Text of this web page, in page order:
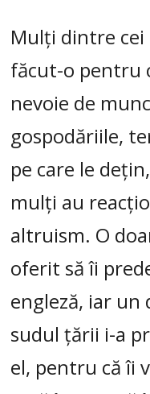
Mulți dintre cei
făcut-o pentru
nevoie de
gospodăriile,
pe care le
mulți au
altruism. O
oferit să îi
engleză, iar un
sudul țării i-a
el, pentru că îi